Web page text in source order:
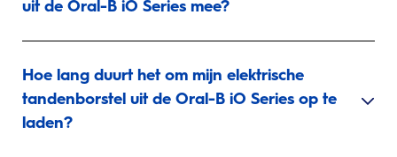
uit de Oral-B iO Series mee?
Hoe lang duurt het om mijn elektrische
tandenborstel uit de Oral-B iO Series op te
laden?